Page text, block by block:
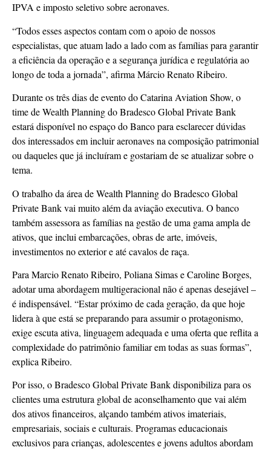
IPVA e imposto seletivo sobre aeronaves.
“Todos esses aspectos contam com o apoio de nossos
especialistas, que atuam lado a lado com as famílias para garantir
a eficiência da operação e a segurança jurídica e regulatória ao
longo de toda a jornada”, afirma Márcio Renato Ribeiro.
Durante os três dias de evento do Catarina Aviation Show, o
time de Wealth Planning do Bradesco Global Private Bank
estará disponível no espaço do Banco para esclarecer dúvidas
dos interessados em incluir aeronaves na composição patrimonial
ou daqueles que já incluíram e gostariam de se atualizar sobre o
tema.
O trabalho da área de Wealth Planning do Bradesco Global
Private Bank vai muito além da aviação executiva. O banco
também assessora as famílias na gestão de uma gama ampla de
ativos, que inclui embarcações, obras de arte, imóveis,
investimentos no exterior e até cavalos de raça.
Para Marcio Renato Ribeiro, Poliana Simas e Caroline Borges,
adotar uma abordagem multigeracional não é apenas desejável –
é indispensável. “Estar próximo de cada geração, da que hoje
lidera à que está se preparando para assumir o protagonismo,
exige escuta ativa, linguagem adequada e uma oferta que reflita a
complexidade do patrimônio familiar em todas as suas formas”,
explica Ribeiro.
Por isso, o Bradesco Global Private Bank disponibiliza para os
clientes uma estrutura global de aconselhamento que vai além
dos ativos financeiros, alçando também ativos imateriais,
empresariais, sociais e culturais. Programas educacionais
exclusivos para crianças, adolescentes e jovens adultos abordam